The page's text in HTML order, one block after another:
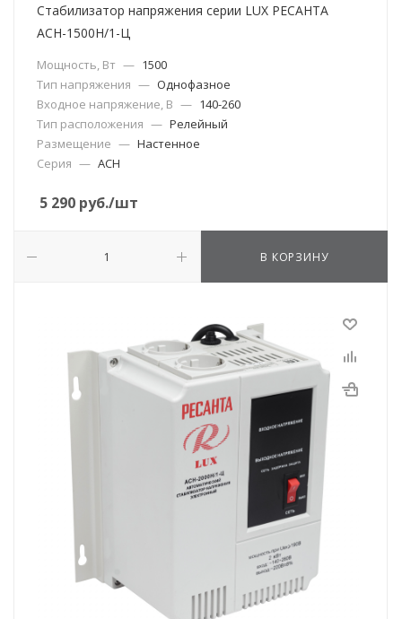
Стабилизатор напряжения серии LUX РЕСАНТА
АСН-1500Н/1-Ц
Мощность, Вт — 1500
Тип напряжения — Однофазное
Входное напряжение, В — 140-260
Тип расположения — Релейный
Размещение — Настенное
Серия — АСН
5 290 руб./шт
В КОРЗИНУ